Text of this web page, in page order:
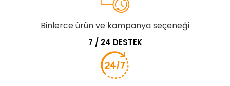
Binlerce ürün ve kampanya seçeneği
7 / 24 DESTEK